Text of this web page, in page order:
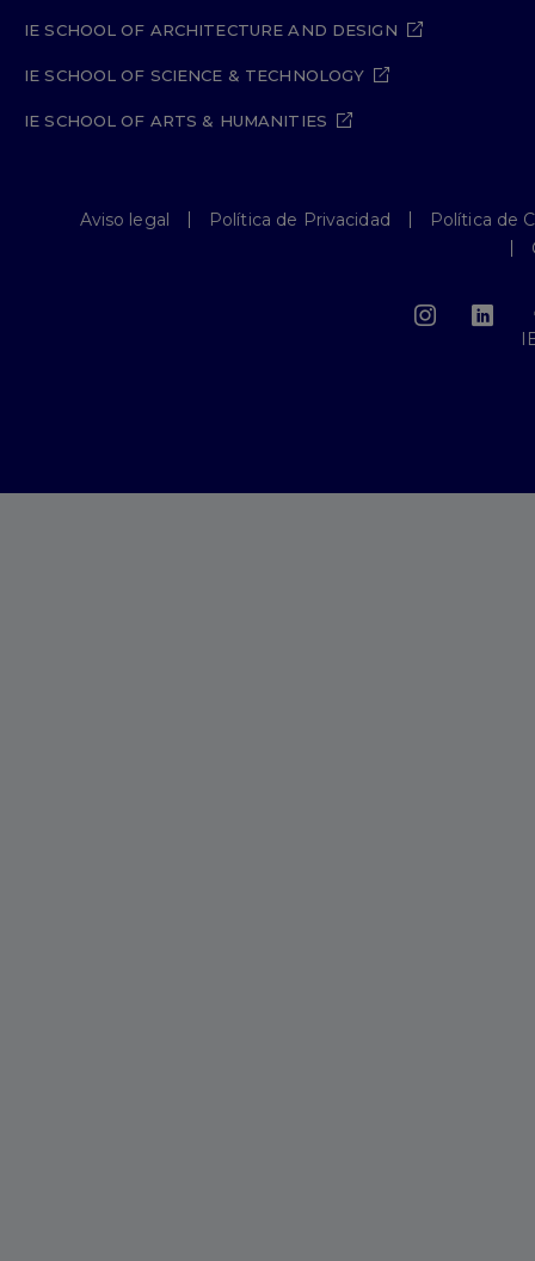
IE SCHOOL OF ARCHITECTURE AND DESIGN
IE SCHOOL OF SCIENCE & TECHNOLOGY
IE SCHOOL OF ARTS & HUMANITIES
Aviso legal Política de Privacidad
Política de